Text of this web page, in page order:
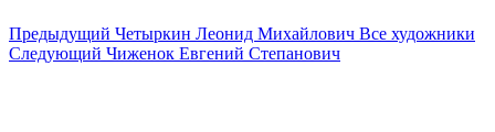
Предыдущий Четыркин Леонид Михайлович Все художники
Следующий Чиженок Евгений Степанович